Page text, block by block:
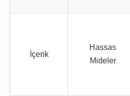
İçerik
Hassas
Mideler